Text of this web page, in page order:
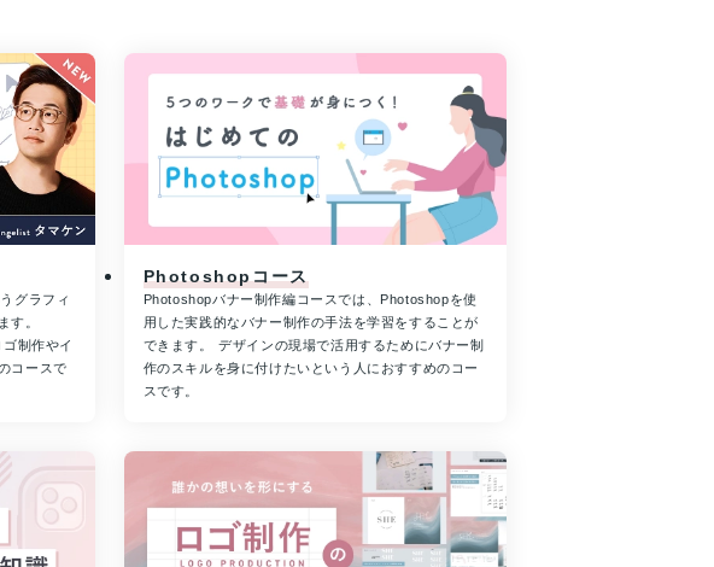
グラフィ
す。
制作やイ
コースで
Photoshopコース
Photoshopバナー制作編コースでは、Photoshopを使
用した実践的なバナー制作の手法を学習をすることが
できます。 デザインの現場で活用するためにバナー制
作のスキルを身に付けたいという人におすすめのコー
スです。